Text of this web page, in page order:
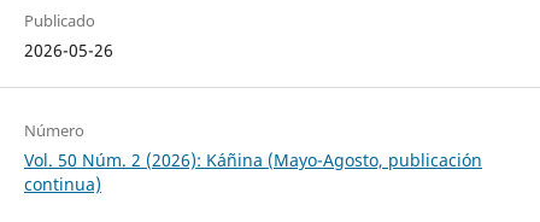
Publicado
2026-05-26
Número
Vol. 50 Núm. 2 (2026): Káñina (Mayo-Agosto, publicación
continua)